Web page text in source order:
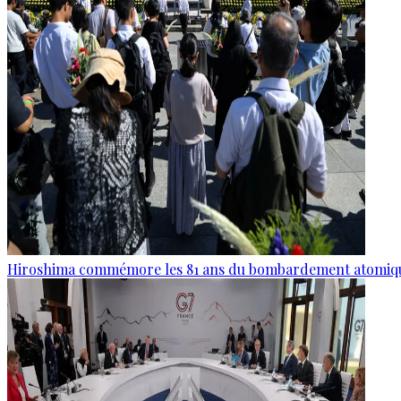
Hiroshima commémore les 81 ans du bombardement